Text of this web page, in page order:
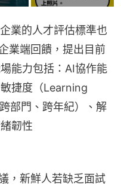
業的人才評估標準也
業端回饋，提出目前
能力包括：AI協作能
捷度（Learning
部門、跨年紀）、解
韌性
，新鮮人若缺乏面試